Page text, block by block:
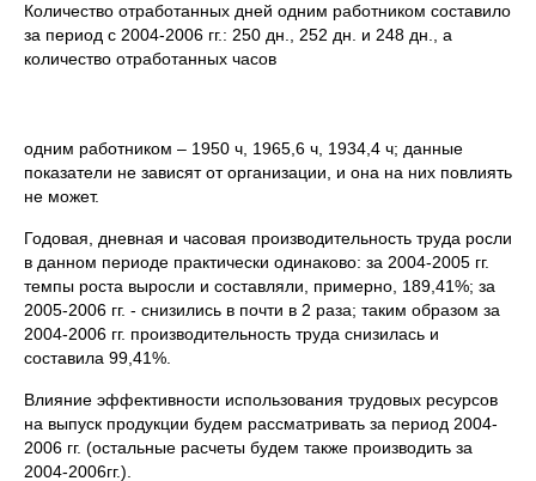
Количество отработанных дней одним работником составило
за период с 2004-2006 гг.: 250 дн., 252 дн. и 248 дн., а
количество отработанных часов
одним работником – 1950 ч, 1965,6 ч, 1934,4 ч; данные
показатели не зависят от организации, и она на них повлиять
не может.
Годовая, дневная и часовая производительность труда росли
в данном периоде практически одинаково: за 2004-2005 гг.
темпы роста выросли и составляли, примерно, 189,41%; за
2005-2006 гг. - снизились в почти в 2 раза; таким образом за
2004-2006 гг. производительность труда снизилась и
составила 99,41%.
Влияние эффективности использования трудовых ресурсов
на выпуск продукции будем рассматривать за период 2004-
2006 гг. (остальные расчеты будем также производить за
2004-2006гг.).